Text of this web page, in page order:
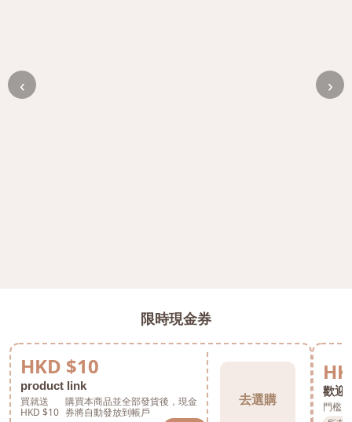
‹ ›
限時現金券
HKD $10
product link
買就送
HKD $10
購買本商品並全部發貨後，現金
券將自動發放到帳戶
去選購
歡迎
門檻